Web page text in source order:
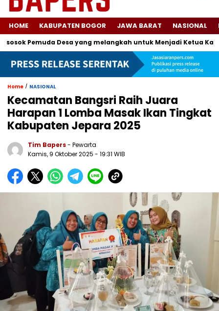
HOME KABUPATEN BOGOR JAWA BARAT NASIONAL
Pemuda Desa yang melangkah untuk Menjadi Ketua Karang
Home / NASIONAL
Kecamatan Bangsri Raih Juara
Harapan 1 Lomba Masak Ikan Tingkat
Kabupaten Jepara 2025
Tim Bapers- Pewarta
Kamis, 9 Oktober 2025 - 19:31 WIB